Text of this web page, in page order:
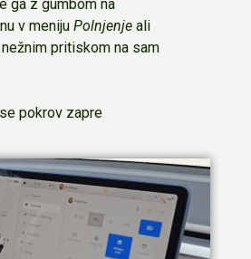
ga z gumbom na
v meniju Polnjenjeali
pritiskom na sam
pokrov zapre